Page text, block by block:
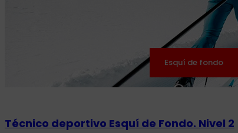
Esquí de fondo
Técnico deportivo Esquí de Fondo. Nivel 2